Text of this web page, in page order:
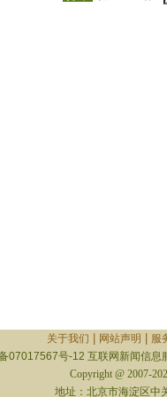
关于我们 网站声明 服
07017567号-12 互联网新闻信息
Copyright @ 2007-
地址：北京市海淀区中